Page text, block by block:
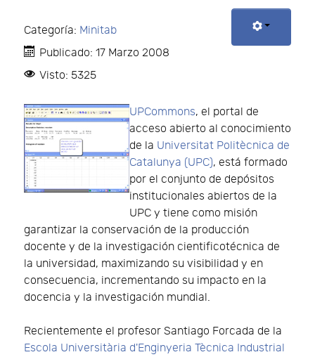
Categoría: Minitab
Publicado: 17 Marzo 2008
Visto: 5325
UPCommons, el portal de
acceso abierto al conocimiento
de la Universitat Politècnica de
Catalunya (UPC), está formado
por el conjunto de depósitos
institucionales abiertos de la
UPC y tiene como misión
garantizar la conservación de la producción
docente y de la investigación cientificotécnica de
la universidad, maximizando su visibilidad y en
consecuencia, incrementando su impacto en la
docencia y la investigación mundial.
Recientemente el profesor Santiago Forcada de la
Escola Universitària d'Enginyeria Tècnica Industrial